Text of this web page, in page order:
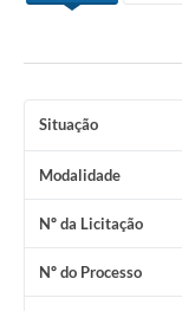
Situação
Modalidade
Nº da Licitação
Nº do Processo